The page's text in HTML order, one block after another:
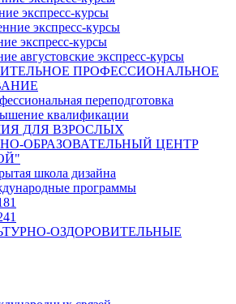
экспресс-курсы
экспресс-курсы
экспресс-курсы
августовские экспресс-курсы
ПРОФЕССИОНАЛЬНОЕ
переподготовка
квалификации
ДЛЯ ВЗРОСЛЫХ
ОБРАЗОВАТЕЛЬНЫЙ ЦЕНТР
школа дизайна
программы
ОЗДОРОВИТЕЛЬНЫЕ